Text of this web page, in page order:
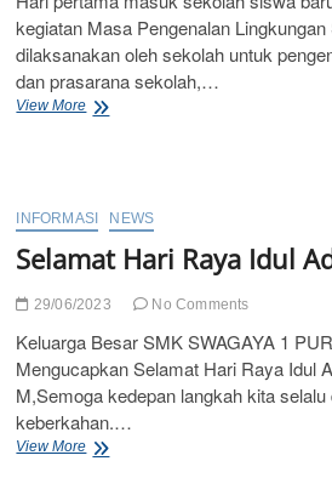
Peraturan
Baris-
(PBB)
kegiatan Masa Pengenalan
dilaksanakan oleh sekolah untuk
dan prasarana sekolah,…
View MoreMengenal
Kegiatan
Hari
Pertama
INFORMASI NEWS
Selamat Hari Raya Idul
29/06/2023 No Comments
Keluarga Besar SMK SWAGAYA 1
Mengucapkan Selamat Hari Raya Idul
M,Semoga kedepan langkah kita
keberkahan.…
View MoreSelamat